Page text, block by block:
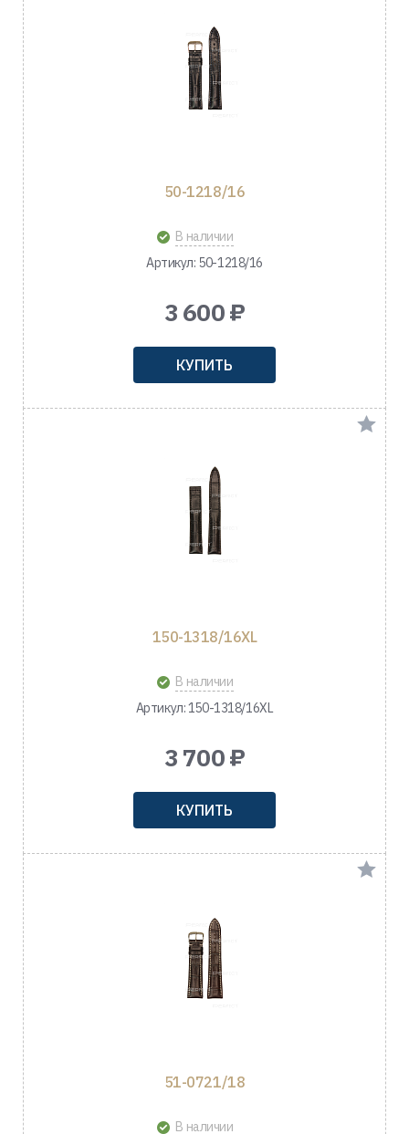
50-1218/16
В наличии
Артикул: 50-1218/16
3 600 ₽
КУПИТЬ
150-1318/16XL
В наличии
Артикул: 150-1318/16XL
3 700 ₽
КУПИТЬ
51-0721/18
В наличии